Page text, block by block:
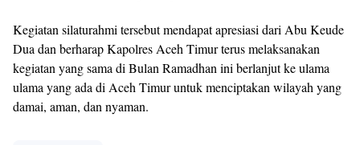
Kegiatan silaturahmi tersebut mendapat apresiasi dari Abu Keude
Dua dan berharap Kapolres Aceh Timur terus melaksanakan
kegiatan yang sama di Bulan Ramadhan ini berlanjut ke ulama
ulama yang ada di Aceh Timur untuk menciptakan wilayah yang
damai, aman, dan nyaman.